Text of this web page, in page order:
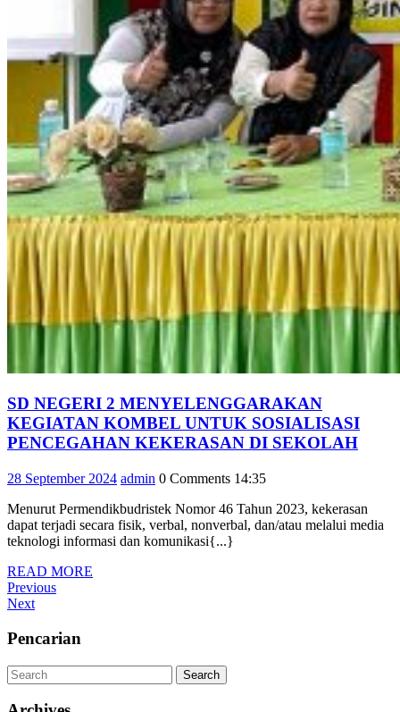
SD NEGERI 2 MENYELENGGARAKAN
KEGIATAN KOMBEL UNTUK SOSIALISASI
PENCEGAHAN KEKERASAN DI SEKOLAHSD
28 September 202428
2024
admin admin
0 Comments 14:35
Menurut Permendikbudristek Nomor 46 Tahun 2023, kekerasan
dapat terjadi secara fisik, verbal, nonverbal, dan/atau melalui media
teknologi informasi dan komunikasi{...}
READ MORE
Navigasi
pos
Previous
Post
Previous
Next
Next
Pencarian
Search Search